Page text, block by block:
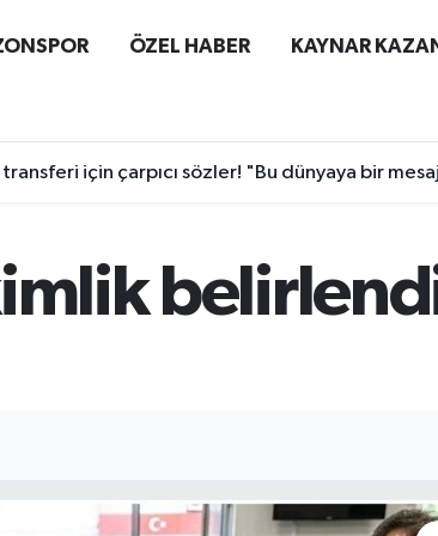
ÖZEL HABER KAYNAR
için çarpıcı sözler! "Bu dünyaya bir